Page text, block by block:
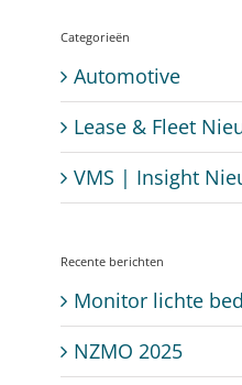
Categorieën
Automotive
Lease & Fleet
VMS | Insight
Recente berichten
Monitor lichte
NZMO 2025